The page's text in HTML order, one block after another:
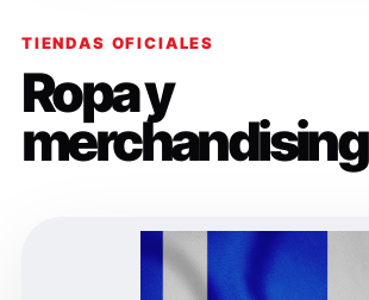
TIENDAS OFICIALES
Ropa y
merchandising